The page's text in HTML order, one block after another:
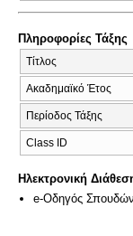
Πληροφορίες Τάξης
Τίτλος
Ακαδημαϊκό Έτος
Περίοδος Τάξης
Class ID
Ηλεκτρονική
e-Οδηγός Σπουδών